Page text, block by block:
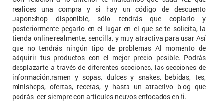
realices una compra y si hay un código de descuento
JaponShop disponible, sólo tendrás que copiarlo y
posteriormente pegarlo en el lugar en el que se te solicita, la
tienda online realmente, sencilla, y muy atractiva para usar Así
que no tendrás ningún tipo de problemas Al momento de
adquirir tus productos con el mejor precio posible. Podrás
desplazarte a través de diferentes secciones, las secciones de
información,ramen y sopas, dulces y snakes, bebidas, tes,
minishops, ofertas, recetas, y hasta un atractivo blog que
podrás leer siempre con artículos neuvos enfocados en ti.